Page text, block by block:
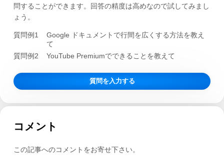
問することができます。回答の精度は高めなので試してみまし
ょう。
質問例1
Google ドキュメントで行間を広くする方法を教え
て
質問例2
YouTube Premiumでできることを教えて
質問を入力する
コメント
この記事へのコメントをお寄せ下さい。